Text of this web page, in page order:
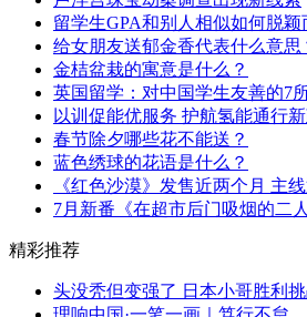
留学生GPA和别人相似如何脱颖
给女朋友送郁金香代表什么意思
金桔盆栽的寓意是什么？
英国留学：对中国学生友善的7
以训促能优服务 护航氢能通行
春节除夕哪些花不能送？
蓝色绣球的花语是什么？
《红色沙漠》发售近两个月 主
7月新番《在超市后门吸烟的二
精彩推荐
头没秃但变强了 日本小哥胜利